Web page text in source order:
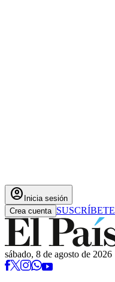
account_circle Inicia sesión
Crea cuenta SUSCRÍBETE
sábado, 8 de agosto de 2026